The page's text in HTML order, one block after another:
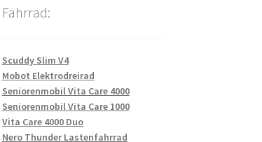
Fahrrad:
Scuddy Slim V4
Mobot Elektrodreirad
Seniorenmobil Vita Care 4000
Seniorenmobil Vita Care 1000
Vita Care 4000 Duo
Nero Thunder Lastenfahrrad